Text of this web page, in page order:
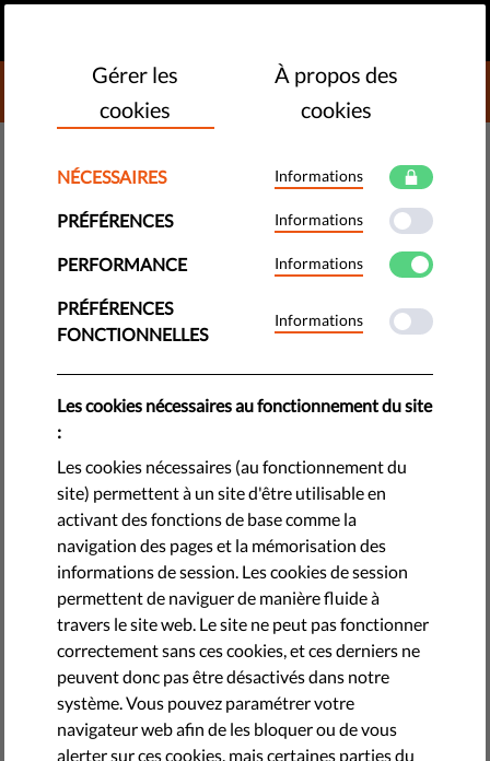
DONATE TO LIBERTIES
​Le « Digital Green Pass » de l’UE
est-il sûr et inclusif ?
La mise en œuvre de tests peu coûteux pourrait représenter
une solution aussi sûre et plus inclusive que les « certificats
d’immunité ». Découvrez notre document d’orientation
politique sur le "Digital Green Pass", le certificat vaccinal
voulu par l’UE.
mars 15, 2021
Gérer les
cookies
À propos des
cookies
NÉCESSAIRES Informations
PRÉFÉRENCES Informations
PERFORMANCE Informations
PRÉFÉRENCES
FONCTIONNELLES
Informations
Les cookies nécessaires au fonctionnement du site
:
Les cookies nécessaires (au fonctionnement du
site) permettent à un site d'être utilisable en
activant des fonctions de base comme la
navigation des pages et la mémorisation des
informations de session. Les cookies de session
permettent de naviguer de manière fluide à
travers le site web. Le site ne peut pas fonctionner
correctement sans ces cookies, et ces derniers ne
peuvent donc pas être désactivés dans notre
système. Vous pouvez paramétrer votre
navigateur web afin de les bloquer ou de vous
alerter sur ces cookies, mais certaines parties du